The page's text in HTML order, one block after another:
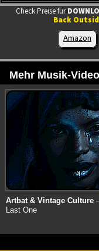
Check Preise für
Back
Amazon
Mehr Musik-
Artbat & Vintage Culture
Last One